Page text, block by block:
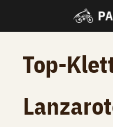
Top-